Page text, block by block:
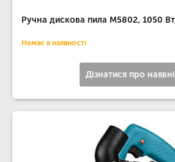
Ручна дискова пила M5802, 1050
Немає в наявності
Дізнатися про